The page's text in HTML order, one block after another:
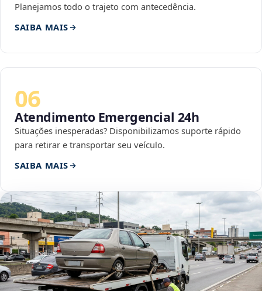
Planejamos todo o trajeto com antecedência.
SAIBA MAIS
06
Atendimento Emergencial 24h
Situações inesperadas? Disponibilizamos suporte rápido
para retirar e transportar seu veículo.
SAIBA MAIS